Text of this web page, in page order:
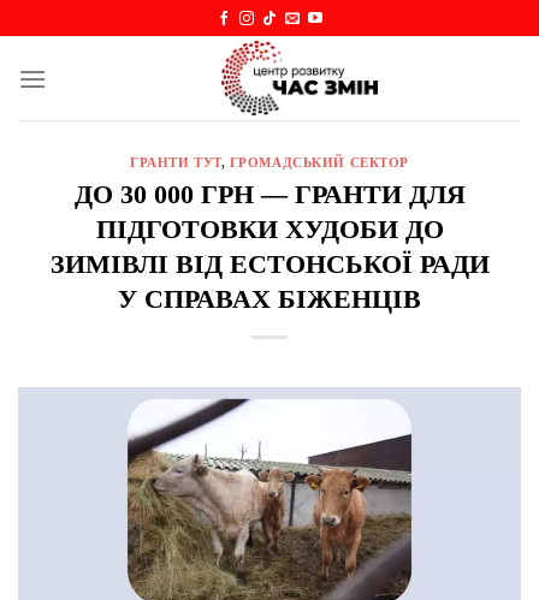
content
ГРАНТИ ТУТ, ГРОМАДСЬКИЙ СЕКТОР
ДО 30 000 ГРН — ГРАНТИ ДЛЯ
ПІДГОТОВКИ ХУДОБИ ДО
ЗИМІВЛІ ВІД ЕСТОНСЬКОЇ РАДИ
У СПРАВАХ БІЖЕНЦІВ